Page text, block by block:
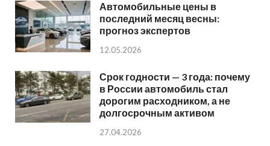
Автомобильные цены в
последний месяц весны:
прогноз экспертов
12.05.2026
Срок годности — 3 года: почему
в России автомобиль стал
дорогим расходником, а не
долгосрочным активом
27.04.2026